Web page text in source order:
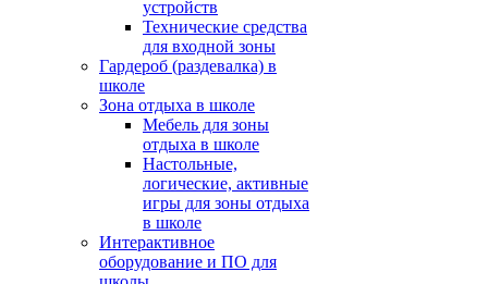
устройств
Технические средства
для входной зоны
Гардероб (раздевалка) в
школе
Зона отдыха в школе
Мебель для зоны
отдыха в школе
Настольные,
логические, активные
игры для зоны отдыха
в школе
Интерактивное
оборудование и ПО для